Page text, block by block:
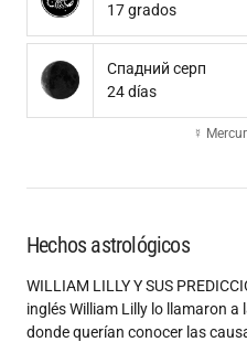
17 grados
Спадний серп
24 días
☿
Hechos astrológicos
WILLIAM LILLY Y SUS PREDICCIONES Al famoso
inglés William Lilly lo llamaron a
donde querían conocer las